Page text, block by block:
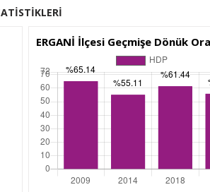
ERGANİ İlçesi Geçmişe Dönük